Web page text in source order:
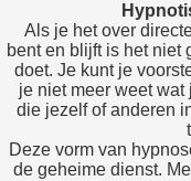
Als je het over
bent en blijft is het niet
doet. Je kunt je
je niet meer weet
die jezelf of anderen
Deze vorm van
de geheime dienst.